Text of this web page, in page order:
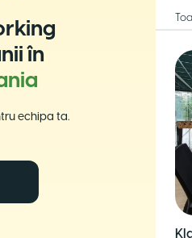
în
echipa ta.